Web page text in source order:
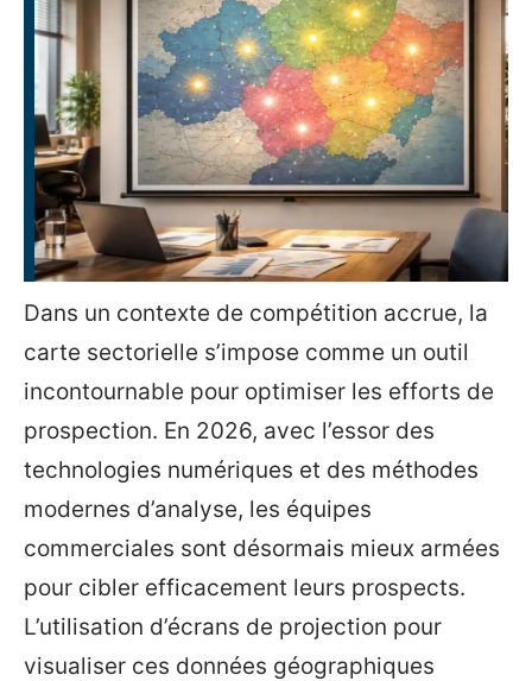
Dans un contexte de compétition accrue, la
carte sectorielle s’impose comme un outil
incontournable pour optimiser les efforts de
prospection. En 2026, avec l’essor des
technologies numériques et des méthodes
modernes d’analyse, les équipes
commerciales sont désormais mieux armées
pour cibler efficacement leurs prospects.
L’utilisation d’écrans de projection pour
visualiser ces données géographiques